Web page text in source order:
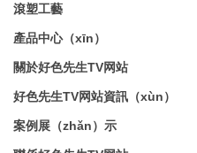
滾塑工藝
產品中心（xīn）
關於好色先生TV网站
好色先生TV网站資訊（xùn）
案例展（zhǎn）示